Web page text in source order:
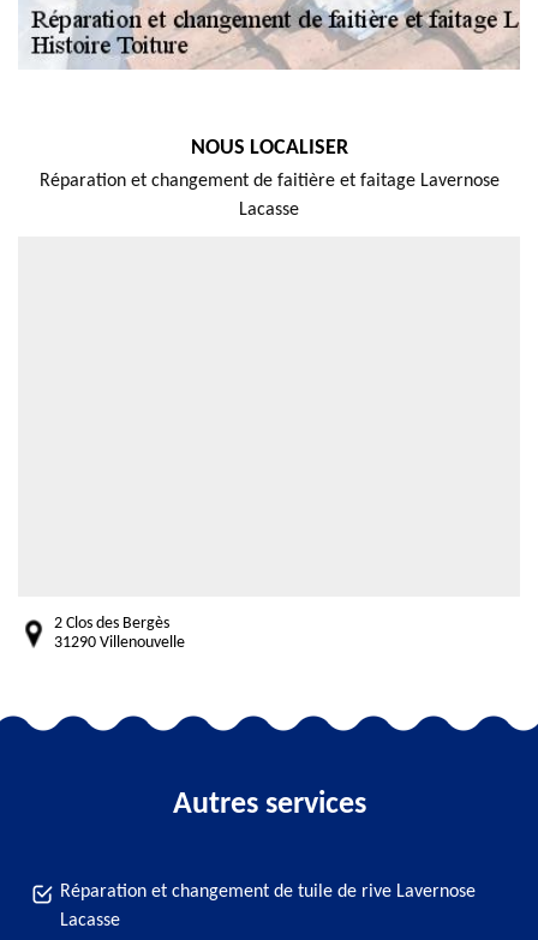
NOUS LOCALISER
Réparation et changement de faitière et faitage Lavernose
Lacasse
2 Clos des Bergès
31290 Villenouvelle
Autres services
Réparation et changement de tuile de rive Lavernose
Lacasse